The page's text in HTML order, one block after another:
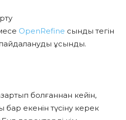
OpenRefine сынды тегін
ұсынды.
болғаннан кейін,
бар екенін түсіну керек